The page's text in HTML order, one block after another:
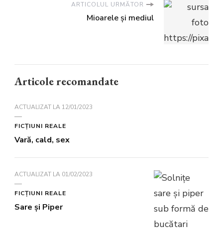
ARTICOLUL URMĂTOR
Mioarele şi mediul
Articole recomandate
ACTUALIZAT LA 12/01/2023
FICŢIUNI REALE
Vară, cald, sex
ACTUALIZAT LA 01/02/2023
FICŢIUNI REALE
Sare şi Piper